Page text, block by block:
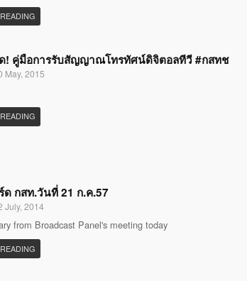
! คู่มือการรับสัญญาณโทรทัศน์ดิจิตอลทีวี #กสทช
May, 2015
ด กสท.วันที่ 21 ก.ค.57
July, 2014
from Broadcast Panel's meeting today